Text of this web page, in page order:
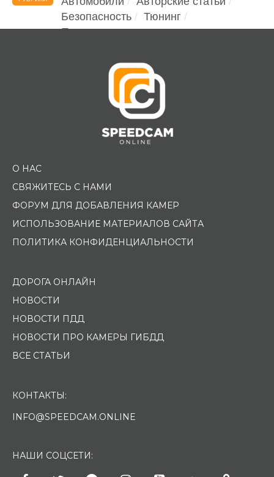
Безопасность
Тюнинг
Помощь водителю
О НАС
СВЯЖИТЕСЬ С НАМИ
ФОРУМ ДЛЯ ДОБАВЛЕНИЯ КАМЕР
ИСПОЛЬЗОВАНИЕ МАТЕРИАЛОВ САЙТА
ПОЛИТИКА КОНФИДЕНЦИАЛЬНОСТИ
ДОРОГА ОНЛАЙН
НОВОСТИ
НОВОСТИ ПДД
НОВОСТИ ПРО КАМЕРЫ ГИБДД
ВСЕ СТАТЬИ
КОНТАКТЫ:
INFO@SPEEDCAM.ONLINE
НАШИ СОЦСЕТИ: